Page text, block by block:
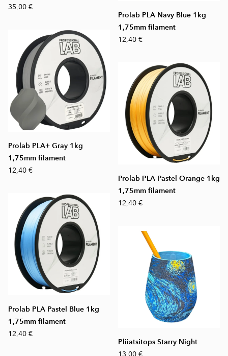
35,00 €
Prolab PLA Navy Blue 1kg
1,75mm filament
12,40 €
Prolab PLA+ Gray 1kg
1,75mm filament
12,40 €
Prolab PLA Pastel Orange 1kg
1,75mm filament
12,40 €
Prolab PLA Pastel Blue 1kg
1,75mm filament
12,40 €
Pliiatsitops Starry Night